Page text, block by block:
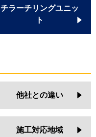
チラーチリングユニッ
ト
他社との違い
施工対応地域